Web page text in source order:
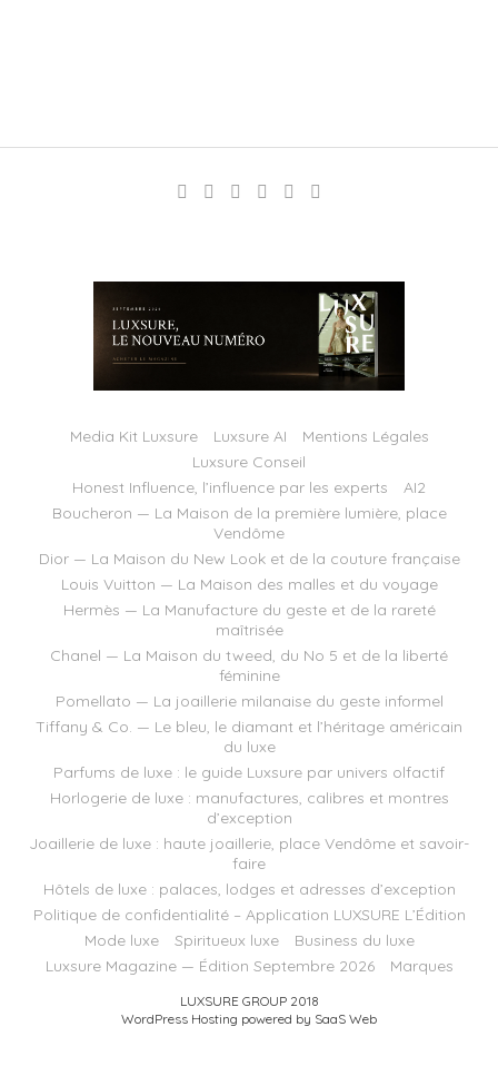
Media Kit Luxsure Luxsure AI
Mentions Légales
Luxsure Conseil
Honest Influence, l’influence par les experts
AI2
Boucheron — La Maison de la première lumière, place
Vendôme
Dior — La Maison du New Look et de la couture française
Louis Vuitton — La Maison des malles et du voyage
Hermès — La Manufacture du geste et de la rareté
maîtrisée
Chanel — La Maison du tweed, du No 5 et de la liberté
féminine
Pomellato — La joaillerie milanaise du geste informel
Tiffany & Co. — Le bleu, le diamant et l’héritage américain
du luxe
Parfums de luxe : le guide Luxsure par univers olfactif
Horlogerie de luxe : manufactures, calibres et montres
d’exception
Joaillerie de luxe : haute joaillerie, place Vendôme et savoir-
faire
Hôtels de luxe : palaces, lodges et adresses d’exception
Politique de confidentialité – Application LUXSURE L’Édition
Mode luxe
Spiritueux luxe
Business du luxe
Luxsure Magazine — Édition Septembre 2026
Marques
LUXSURE GROUP 2018
WordPress Hosting powered by SaaS Web